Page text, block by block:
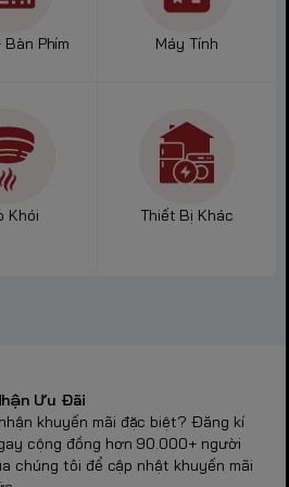
Phím Máy Tính
Khói Thiết Bị Khác
Ưu Đãi
khuyến mãi đặc biệt? Đăng kí
cộng đồng hơn 90.000+ người
chúng tôi để cập nhật khuyến mãi